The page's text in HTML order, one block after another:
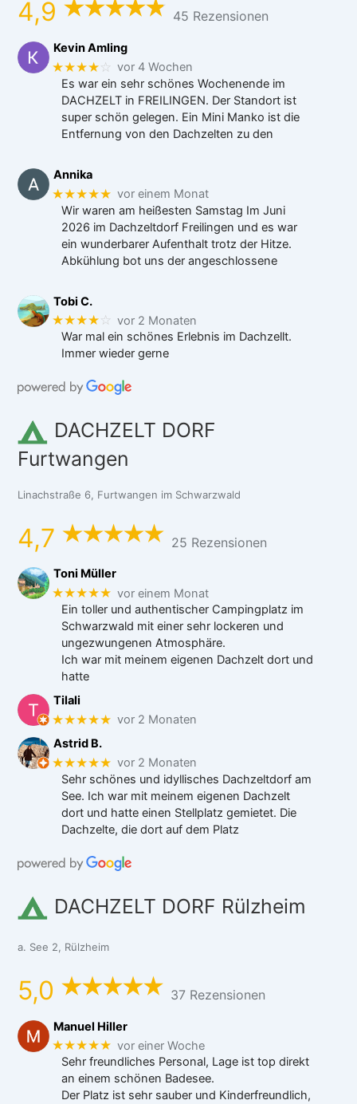
4,9 45 Rezensionen
Kevin Amling
★★★★☆ vor 4 Wochen
Es war ein sehr schönes Wochenende im
DACHZELT in FREILINGEN. Der Standort ist
super schön gelegen. Ein Mini Manko ist die
Entfernung von den Dachzelten zu den
Annika
★★★★★ vor einem Monat
Wir waren am heißesten Samstag Im Juni
2026 im Dachzeltdorf Freilingen und es war
ein wunderbarer Aufenthalt trotz der Hitze.
Abkühlung bot uns der angeschlossene
Tobi C.
★★★★☆ vor 2 Monaten
War mal ein schönes Erlebnis im Dachzellt.
Immer wieder gerne
DACHZELT DORF
Furtwangen
Linachstraße 6, Furtwangen im Schwarzwald
4,7 25 Rezensionen
Toni Müller
★★★★★ vor einem Monat
Ein toller und authentischer Campingplatz im
Schwarzwald mit einer sehr lockeren und
ungezwungenen Atmosphäre.
Ich war mit meinem eigenen Dachzelt dort und
hatte
Tilali
★★★★★ vor 2 Monaten
Astrid B.
★★★★★ vor 2 Monaten
Sehr schönes und idyllisches Dachzeltdorf am
See. Ich war mit meinem eigenen Dachzelt
dort und hatte einen Stellplatz gemietet. Die
Dachzelte, die dort auf dem Platz
DACHZELT DORF Rülzheim
a. See 2, Rülzheim
5,0 37 Rezensionen
Manuel Hiller
★★★★★ vor einer Woche
Sehr freundliches Personal, Lage ist top direkt
an einem schönen Badesee.
Der Platz ist sehr sauber und Kinderfreundlich,